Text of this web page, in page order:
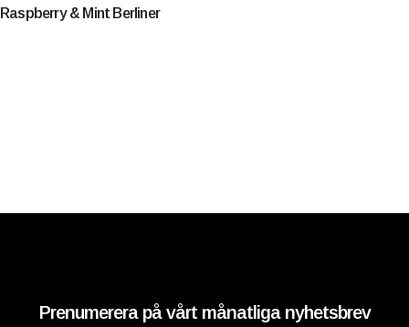
Raspberry & Mint Berliner
Prenumerera på vårt månatliga nyhetsbrev